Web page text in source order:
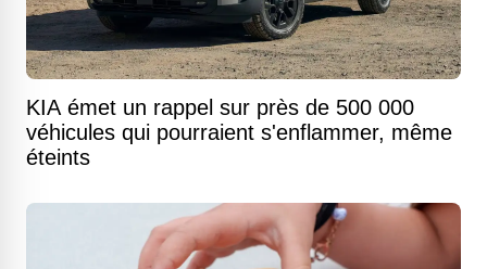
KIA émet un rappel sur près de 500 000
véhicules qui pourraient s'enflammer, même
éteints